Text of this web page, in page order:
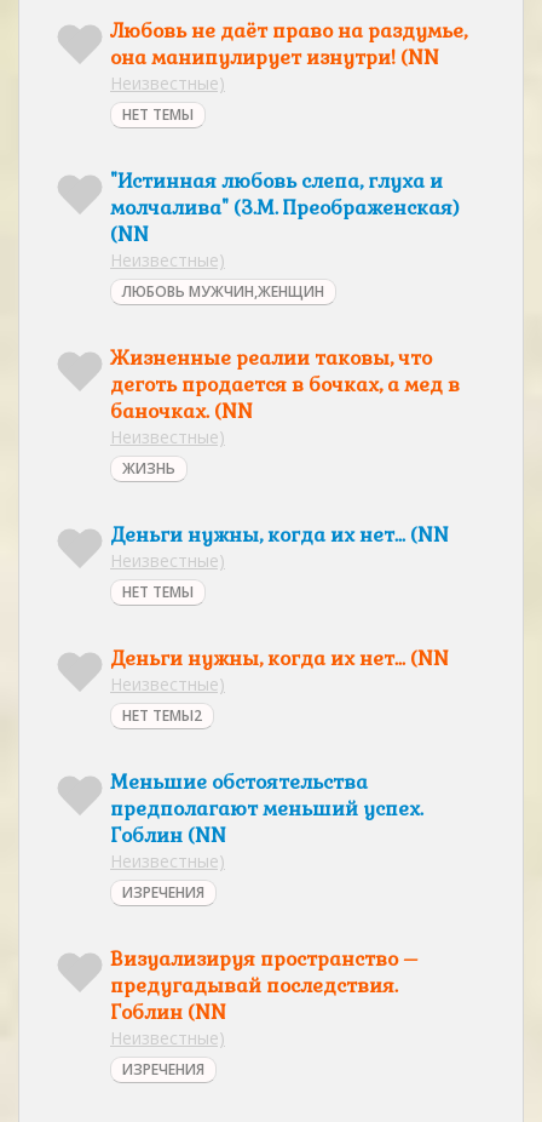
Любовь не даёт право на раздумье,
она манипулирует изнутри! (NN
Неизвестные)
НЕТ ТЕМЫ
"Истинная любовь слепа, глуха и
молчалива" (З.М. Преображенская)
(NN
Неизвестные)
ЛЮБОВЬ МУЖЧИН,ЖЕНЩИН
Жизненные реалии таковы, что
деготь продается в бочках, а мед в
баночках. (NN
Неизвестные)
ЖИЗНЬ
Деньги нужны, когда их нет... (NN
Неизвестные)
НЕТ ТЕМЫ
Деньги нужны, когда их нет... (NN
Неизвестные)
НЕТ ТЕМЫ2
Меньшие обстоятельства
предполагают меньший успех.
Гоблин (NN
Неизвестные)
ИЗРЕЧЕНИЯ
Визуализируя пространство –
предугадывай последствия.
Гоблин (NN
Неизвестные)
ИЗРЕЧЕНИЯ